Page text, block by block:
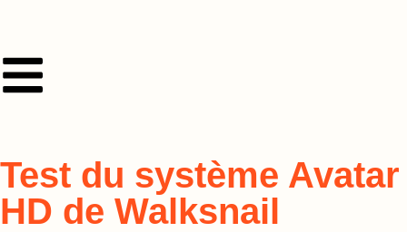
Test du système Avatar
HD de Walksnail